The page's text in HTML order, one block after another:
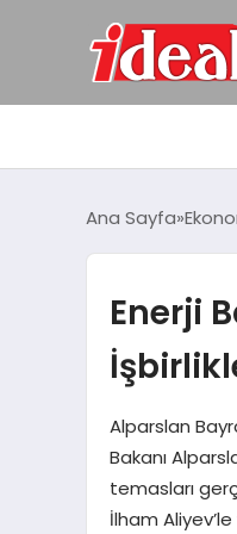
Ana Sayfa
Enerji
Alparslan
Bakanı
temasları
İlham